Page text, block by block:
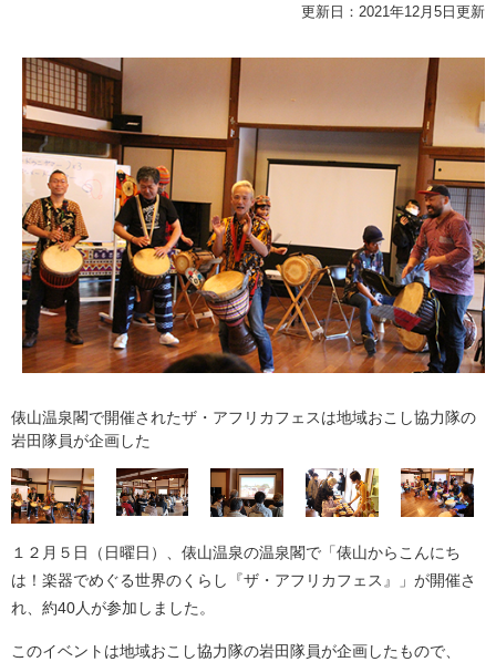
更新日：2021年12月5日更新
俵山温泉閣で開催されたザ・アフリカフェスは地域おこし協力隊の
岩田隊員が企画した
１２月５日（日曜日）、俵山温泉の温泉閣で「俵山からこんにち
は！楽器でめぐる世界のくらし『ザ・アフリカフェス』」が開催さ
れ、約40人が参加しました。
このイベントは地域おこし協力隊の岩田隊員が企画したもので、